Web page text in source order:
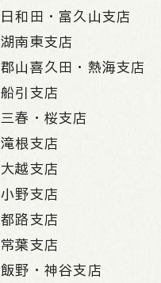
日和田・富久山支店
湖南東支店
郡山喜久田・熱海支店
船引支店
三春・桜支店
滝根支店
大越支店
小野支店
都路支店
常葉支店
飯野・神谷支店